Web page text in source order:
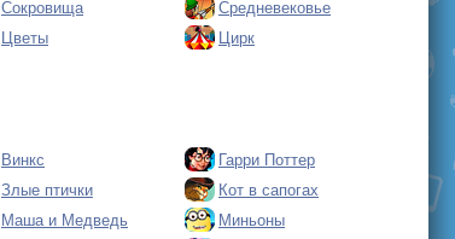
Сокровища
Средневековье
Цветы
Цирк
Винкс
Гарри Поттер
Злые птички
Кот в сапогах
Маша и Медведь
Миньоны